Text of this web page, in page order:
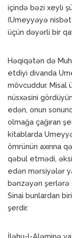
içində bəzi xeyli
(Umeyyəyə nisbət
üçün dəyərli bir
Həqiqətən də
etdiyi divanda
mövcuddur. Misal
nüsxəsini
edən, onun
olmağa çağıran
kitablarda
ömrünün axırına
qəbul etmədi,
edən mərsiyələr
bənzəyən şerlərə
Sinai bunlardan
şerdir.
İləhu-l-Aləminə